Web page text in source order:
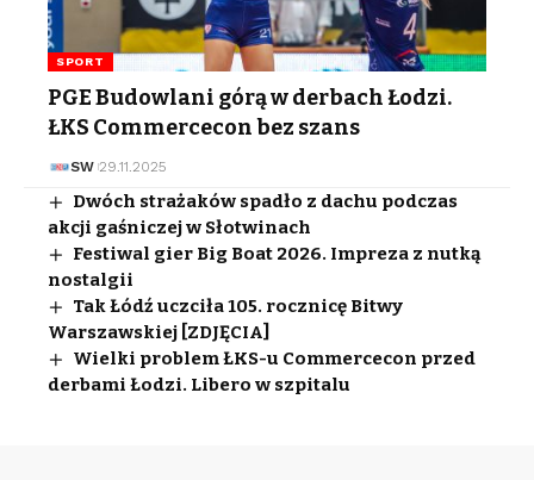
SPORT
PGE Budowlani górą w derbach Łodzi.
ŁKS Commercecon bez szans
SW 29.11.2025
Dwóch strażaków spadło z dachu podczas
akcji gaśniczej w Słotwinach
Festiwal gier Big Boat 2026. Impreza z nutką
nostalgii
Tak Łódź uczciła 105. rocznicę Bitwy
Warszawskiej [ZDJĘCIA]
Wielki problem ŁKS-u Commercecon przed
derbami Łodzi. Libero w szpitalu